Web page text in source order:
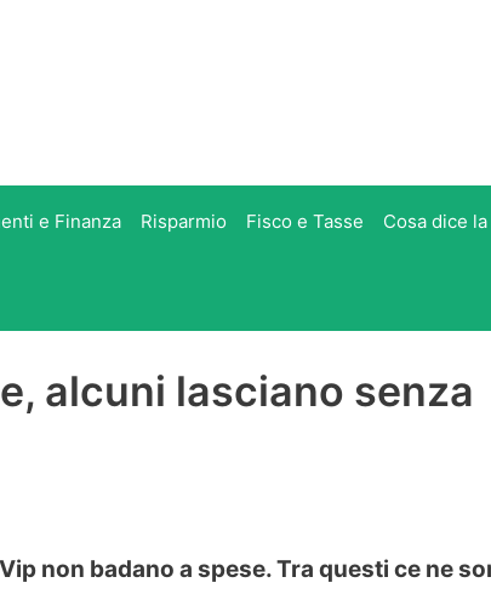
e Finanza Risparmio Fisco e Tasse Cosa dice
alcuni lasciano senza
non badano a spese. Tra questi ce ne